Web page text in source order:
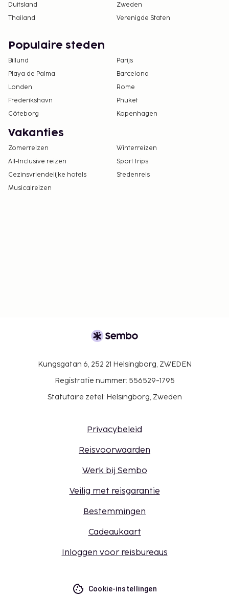
Duitsland
Zweden
Thailand
Verenigde Staten
Populaire steden
Billund
Parijs
Playa de Palma
Barcelona
Londen
Rome
Frederikshavn
Phuket
Göteborg
Kopenhagen
Vakanties
Zomerreizen
Winterreizen
All-Inclusive reizen
Sport trips
Gezinsvriendelijke hotels
Stedenreis
Musicalreizen
Kungsgatan 6, 252 21 Helsingborg, ZWEDEN
Registratie nummer: 556529-1795
Statutaire zetel: Helsingborg, Zweden
Privacybeleid
Reisvoorwaarden
Werk bij Sembo
Veilig met reisgarantie
Bestemmingen
Cadeaukaart
Inloggen voor reisbureaus
Cookie-instellingen